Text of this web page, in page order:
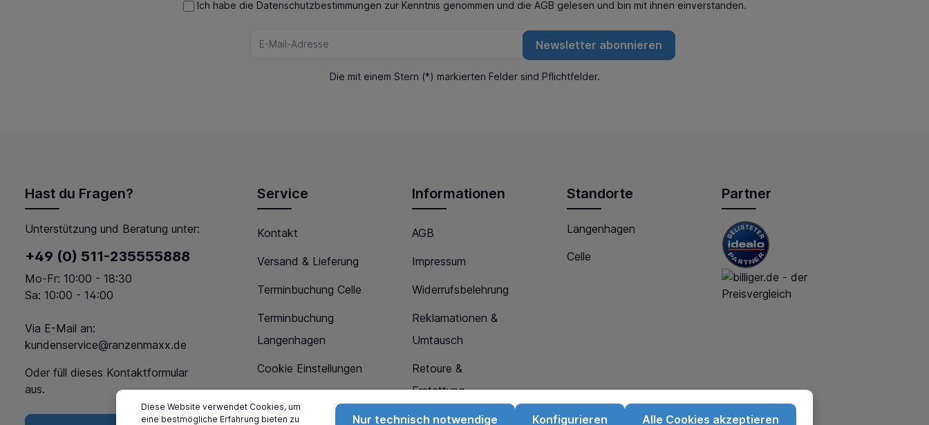
Ich habe die Datenschutzbestimmungen zur Kenntnis genommen und die AGB gelesen und bin mit ihnen einverstanden.
Newsletter abonnieren
Die mit einem Stern (*) markierten Felder sind Pflichtfelder.
Partner
Standorte
Langenhagen
Celle
Hast du Fragen?
Unterstützung und Beratung unter:
+49 (0) 511-235555888
Mo-Fr: 10:00 - 18:30
Sa: 10:00 - 14:00
Via E-Mail an:
kundenservice@ranzenmaxx.de
Oder füll dieses Kontaktformular
aus.
Service
Kontakt
Versand & Lieferung
Terminbuchung Celle
Terminbuchung
Langenhagen
Cookie Einstellungen
Informationen
AGB
Impressum
Widerrufsbelehrung
Reklamationen &
Umtausch
Retoure &
Erstattung
Datenschutz
Diese Website verwendet Cookies, um
eine bestmögliche Erfahrung bieten zu
Nur technisch notwendige Konfigurieren Alle Cookies akzeptieren